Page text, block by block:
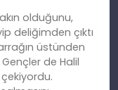
olduğunu,
deliğimden çıktı
üstünden
de Halil